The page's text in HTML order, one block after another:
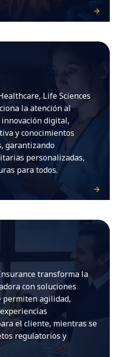
Life Sciences
la atención al
digital,
y conocimientos
garantizando
personalizadas,
para todos.
transforma la
con soluciones
permiten agilidad,
el cliente, mientras se
regulatorios y